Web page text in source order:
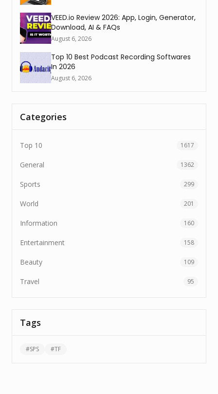
VEED.io Review 2026: App, Login, Generator,
Download, AI & FAQs
August 6, 2026
Top 10 Best Podcast Recording Softwares
In 2026
August 6, 2026
Categories
Top 10 1617
General 1362
Sports 299
World 201
Information 160
Entertainment 158
Beauty 109
Travel 95
Tags
#SPS #TF